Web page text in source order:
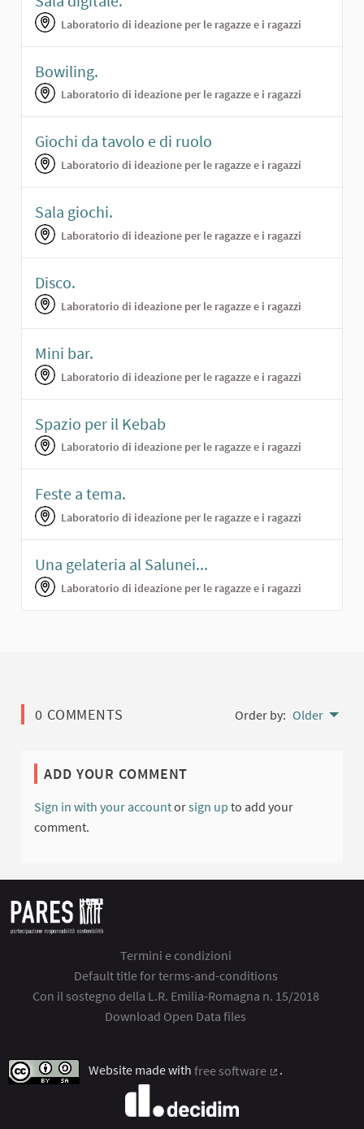
Laboratorio di ideazione per le ragazze e i ragazzi
Bowiling.
Laboratorio di ideazione per le ragazze e i ragazzi
Giochi da tavolo e di ruolo
Laboratorio di ideazione per le ragazze e i ragazzi
Sala giochi.
Laboratorio di ideazione per le ragazze e i ragazzi
Disco.
Laboratorio di ideazione per le ragazze e i ragazzi
Mini bar.
Laboratorio di ideazione per le ragazze e i ragazzi
Spazio per il Kebab
Laboratorio di ideazione per le ragazze e i ragazzi
Feste a tema.
Laboratorio di ideazione per le ragazze e i ragazzi
Una gelateria al Salunei...
Laboratorio di ideazione per le ragazze e i ragazzi
0 COMMENTS Order by: Older
ADD YOUR COMMENT
Sign in with your accountorsign up to add your
comment.
Termini e condizioni
Default title for terms-and-conditions
Con il sostegno della L.R. Emilia-Romagna n. 15/2018
Download Open Data files
Website made with free software
.